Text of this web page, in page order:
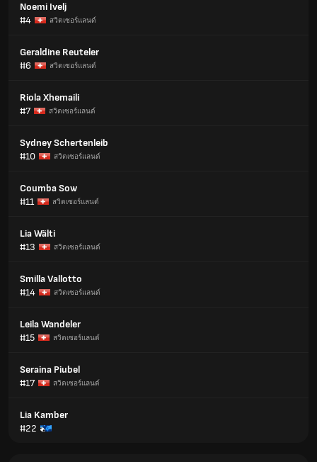
Noemi Ivelj
#4
สวิตเซอร์แลนด์
Geraldine Reuteler
#6
สวิตเซอร์แลนด์
Riola Xhemaili
#7
สวิตเซอร์แลนด์
Sydney Schertenleib
#10
สวิตเซอร์แลนด์
Coumba Sow
#11
สวิตเซอร์แลนด์
Lia Wälti
#13
สวิตเซอร์แลนด์
Smilla Vallotto
#14
สวิตเซอร์แลนด์
Leila Wandeler
#15
สวิตเซอร์แลนด์
Seraina Piubel
#17
สวิตเซอร์แลนด์
Lia Kamber
#22